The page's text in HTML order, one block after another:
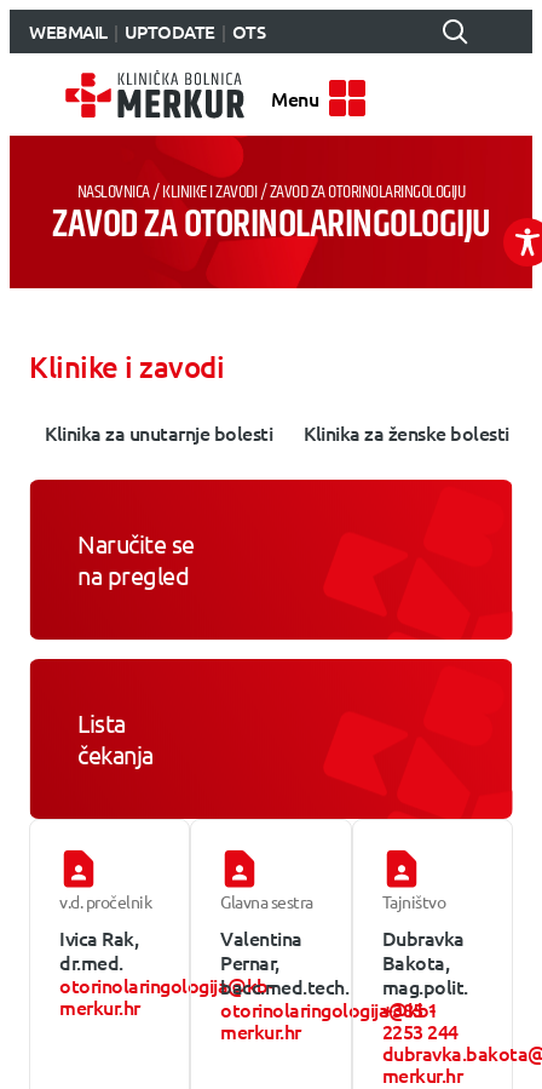
WEBMAIL UPTODATE OTS
Menu
NASLOVNICA/KLINIKE I ZAVODI/ZAVOD ZA OTORINOLARINGOLOGIJU
ZAVOD ZA OTORINOLARINGOLOGIJU
Klinike i zavodi
Klinika za unutarnje bolesti Klinika za ženske bolesti i
Naručite se
na pregled
Lista
čekanja
v.d. pročelnik
Ivica Rak,
dr.med.
otorinolaringologija@kb-
merkur.hr
Glavna sestra
Valentina
Pernar,
bacc.med.tech.
otorinolaringologija@kb-
merkur.hr
Tajništvo
Dubravka
Bakota,
mag.polit.
+385 1
2253 244
merkur.hr